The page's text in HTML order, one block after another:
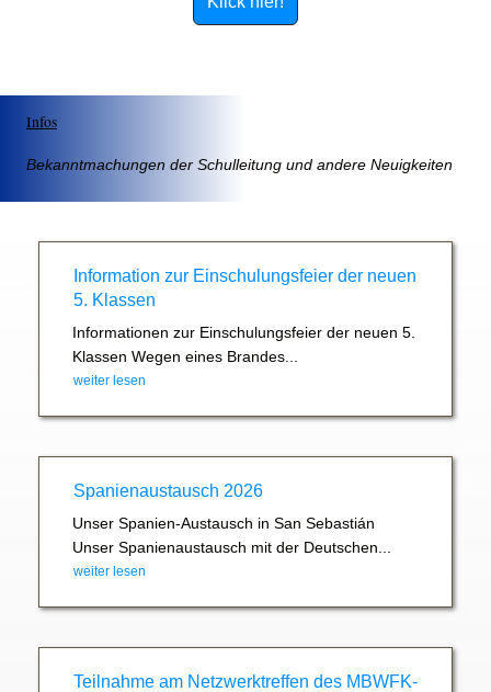
Infos
Bekanntmachungen der Schulleitung und andere Neuigkeiten
Information zur Einschulungsfeier der neuen
5. Klassen
Informationen zur Einschulungsfeier der neuen 5.
Klassen Wegen eines Brandes...
weiter lesen
Spanienaustausch 2026
Unser Spanien-Austausch in San Sebastián
Unser Spanienaustausch mit der Deutschen...
weiter lesen
Teilnahme am Netzwerktreffen des MBWFK-